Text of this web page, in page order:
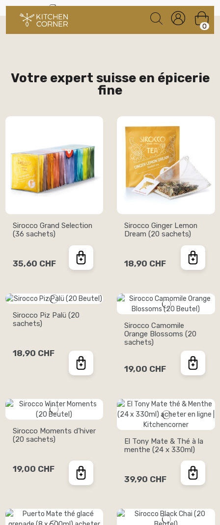
Livraison gratuite à partir de CHF 100.00
0
Votre expert suisse en épicerie
fine
Sirocco Grand Selection
(36 sachets)
35,60 CHF
Sirocco Ginger Lemon
Dream (20 sachets)
18,90 CHF
Sirocco Piz Palü (20
sachets)
18,90 CHF
Sirocco Camomile
Orange Blossoms (20
sachets)
19,00 CHF
Sirocco Moments d'hiver
(20 sachets)
19,00 CHF
El Tony Mate & Thé à la
menthe (24 x 330ml)
39,90 CHF